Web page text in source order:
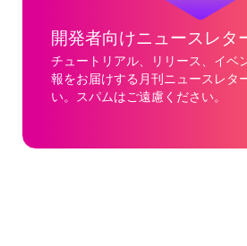
開発者向けニュースレタ
チュートリアル、リリース、イベ
報をお届けする月刊ニュースレタ
い。スパムはご遠慮ください。